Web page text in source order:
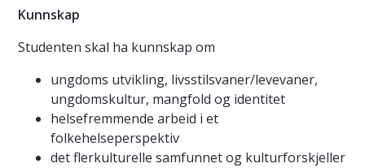
Kunnskap
Studenten skal ha kunnskap om
ungdoms utvikling, livsstilsvaner/levevaner,
ungdomskultur, mangfold og identitet
helsefremmende arbeid i et
folkehelseperspektiv
det flerkulturelle samfunnet og kulturforskjeller